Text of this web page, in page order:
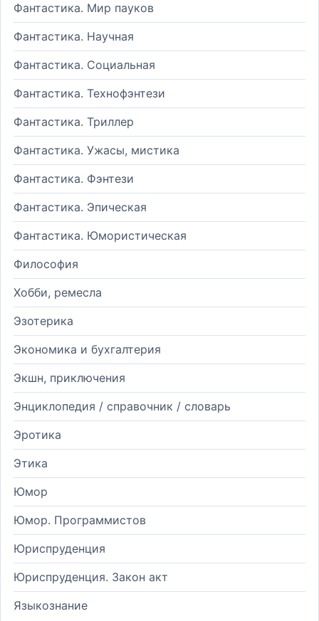
Фантастика. Мир пауков
Фантастика. Научная
Фантастика. Социальная
Фантастика. Технофэнтези
Фантастика. Триллер
Фантастика. Ужасы, мистика
Фантастика. Фэнтези
Фантастика. Эпическая
Фантастика. Юмористическая
Философия
Хобби, ремесла
Эзотерика
Экономика и бухгалтерия
Экшн, приключения
Энциклопедия / справочник / словарь
Эротика
Этика
Юмор
Юмор. Программистов
Юриспруденция
Юриспруденция. Закон акт
Языкознание